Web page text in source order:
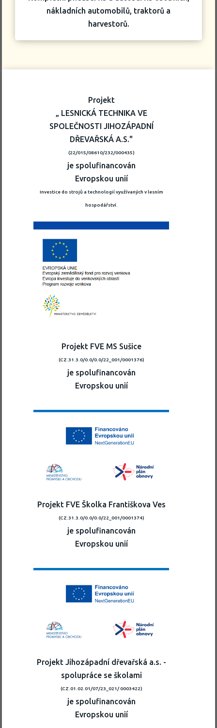
nákladních automobilů, traktorů a
harvestorů.
Projekt
„ LESNICKÁ TECHNIKA VE
SPOLEČNOSTI JIHOZÁPADNÍ
DŘEVAŘSKÁ A.S."
(22/015/08610/232/000435)
je spolufinancován
Evropskou unií
Investice do strojů a technologií využívaných v lesním
hospodářství.
Projekt FVE MS Sušice
(CZ.31.3.0/0.0/0.0/22_001/0001376)
je spolufinancován
Evropskou unií
Projekt FVE Školka Františkova Ves
(CZ.31.3.0/0.0/0.0/22_001/0001374)
je spolufinancován
Evropskou unií
Projekt Jihozápadní dřevařská a.s. -
spolupráce se školami
(CZ.01.02.01/07/23_021/ 0003422)
je spolufinancován
Evropskou unií